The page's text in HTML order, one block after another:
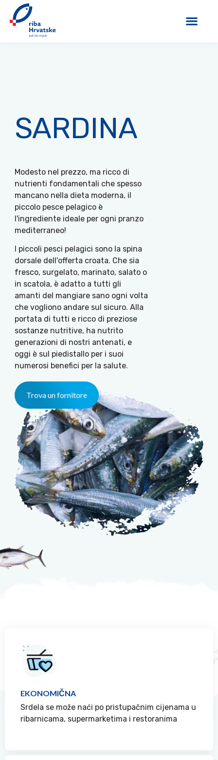
SARDINA
Modesto nel prezzo, ma ricco di
nutrienti fondamentali che spesso
mancano nella dieta moderna, il
piccolo pesce pelagico è
l'ingrediente ideale per ogni pranzo
mediterraneo!
I piccoli pesci pelagici sono la spina
dorsale dell'offerta croata. Che sia
fresco, surgelato, marinato, salato o
in scatola, è adatto a tutti gli
amanti del mangiare sano ogni volta
che vogliono andare sul sicuro. Alla
portata di tutti e ricco di preziose
sostanze nutritive, ha nutrito
generazioni di nostri antenati, e
oggi è sul piedistallo per i suoi
numerosi benefici per la salute.
Trova un fornitore
EKONOMIČNA
Srdela se može naći po pristupačnim cijenama u
ribarnicama, supermarketima i restoranima